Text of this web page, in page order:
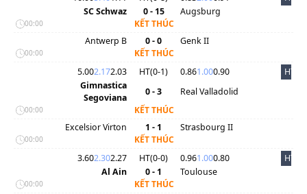
SC Schwaz
0 - 15 Augsburg
00:00
KẾT THÚC
Antwerp B
0 - 0 Genk II
00:00
KẾT THÚC
5.002.172.03 HT(0-1) 0.861.000.90
HT
Gimnastica
Segoviana
0 - 3 Real Valladolid
00:00
KẾT THÚC
Excelsior Virton
1 - 1 Strasbourg II
00:00
KẾT THÚC
3.602.302.27 HT(0-0) 0.961.000.80
HT
Al Ain
0 - 1 Toulouse
00:00
KẾT THÚC